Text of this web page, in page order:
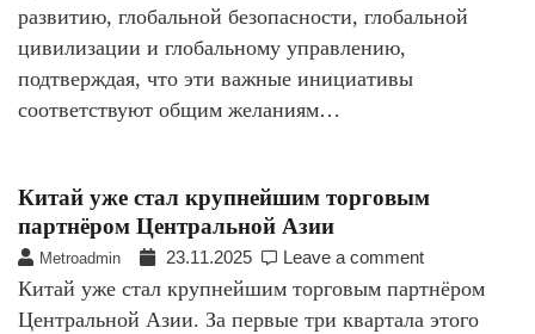
развитию, глобальной безопасности, глобальной
цивилизации и глобальному управлению,
подтверждая, что эти важные инициативы
соответствуют общим желаниям…
Китай уже стал крупнейшим торговым
партнёром Центральной Азии
Metroadmin 23.11.2025 Leave a comment
Китай уже стал крупнейшим торговым партнёром
Центральной Азии. За первые три квартала этого